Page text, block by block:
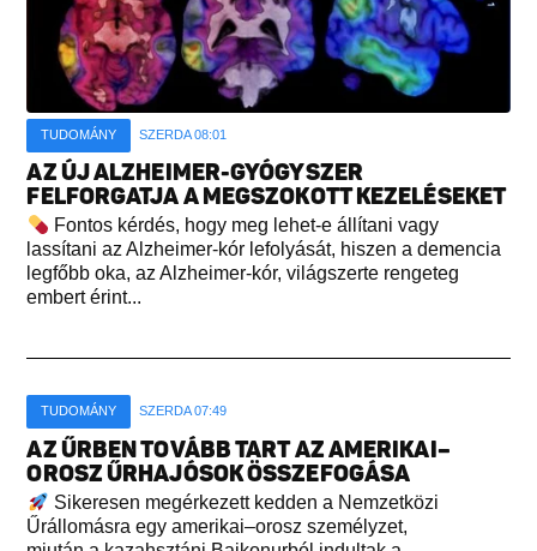
TUDOMÁNY SZERDA 08:01
AZ ÚJ ALZHEIMER-GYÓGYSZER
FELFORGATJA A MEGSZOKOTT KEZELÉSEKET
Fontos kérdés, hogy meg lehet-e állítani vagy
lassítani az Alzheimer-kór lefolyását, hiszen a demencia
legfőbb oka, az Alzheimer-kór, világszerte rengeteg
embert érint...
TUDOMÁNY SZERDA 07:49
AZ ŰRBEN TOVÁBB TART AZ AMERIKAI–
OROSZ ŰRHAJÓSOK ÖSSZEFOGÁSA
Sikeresen megérkezett kedden a Nemzetközi
Űrállomásra egy amerikai–orosz személyzet,